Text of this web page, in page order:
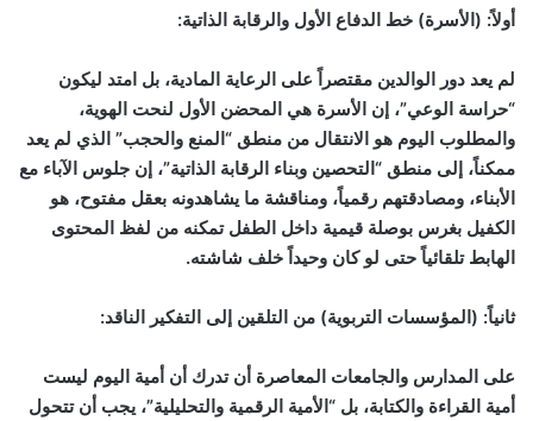
أولاً: (الأسرة) خط الدفاع الأول والرقابة الذاتية:
لم يعد دور الوالدين مقتصراً على الرعاية المادية، بل امتد ليكون
“حراسة الوعي”، إن الأسرة هي المحضن الأول لنحت الهوية،
والمطلوب اليوم هو الانتقال من منطق “المنع والحجب” الذي لم يعد
ممكناً، إلى منطق “التحصين وبناء الرقابة الذاتية”، إن جلوس الآباء مع
الأبناء، ومصادقتهم رقمياً، ومناقشة ما يشاهدونه بعقل مفتوح، هو
الكفيل بغرس بوصلة قيمية داخل الطفل تمكنه من لفظ المحتوى
الهابط تلقائياً حتى لو كان وحيداً خلف شاشته.
ثانياً: (المؤسسات التربوية) من التلقين إلى التفكير الناقد:
على المدارس والجامعات المعاصرة أن تدرك أن أمية اليوم ليست
أمية القراءة والكتابة، بل “الأمية الرقمية والتحليلية”، يجب أن تتحول